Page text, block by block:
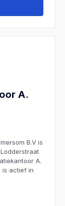
A.
B.V is
A.
is actief in